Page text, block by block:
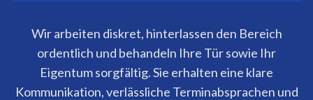
Wir arbeiten diskret, hinterlassen den Bereich
ordentlich und behandeln Ihre Tür sowie Ihr
Eigentum sorgfältig. Sie erhalten eine klare
Kommunikation, verlässliche Terminabsprachen und